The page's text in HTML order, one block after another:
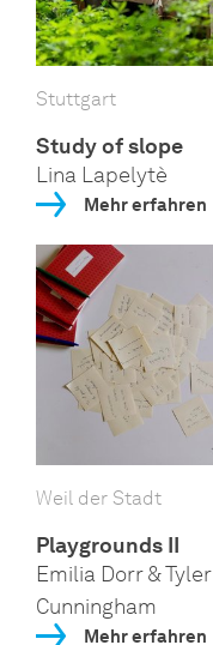
Stuttgart
Study of slope
Lina Lapelytè
Mehr erfahren
Weil der Stadt
Playgrounds II
Emilia Dorr & Tyler
Cunningham
Mehr erfahren